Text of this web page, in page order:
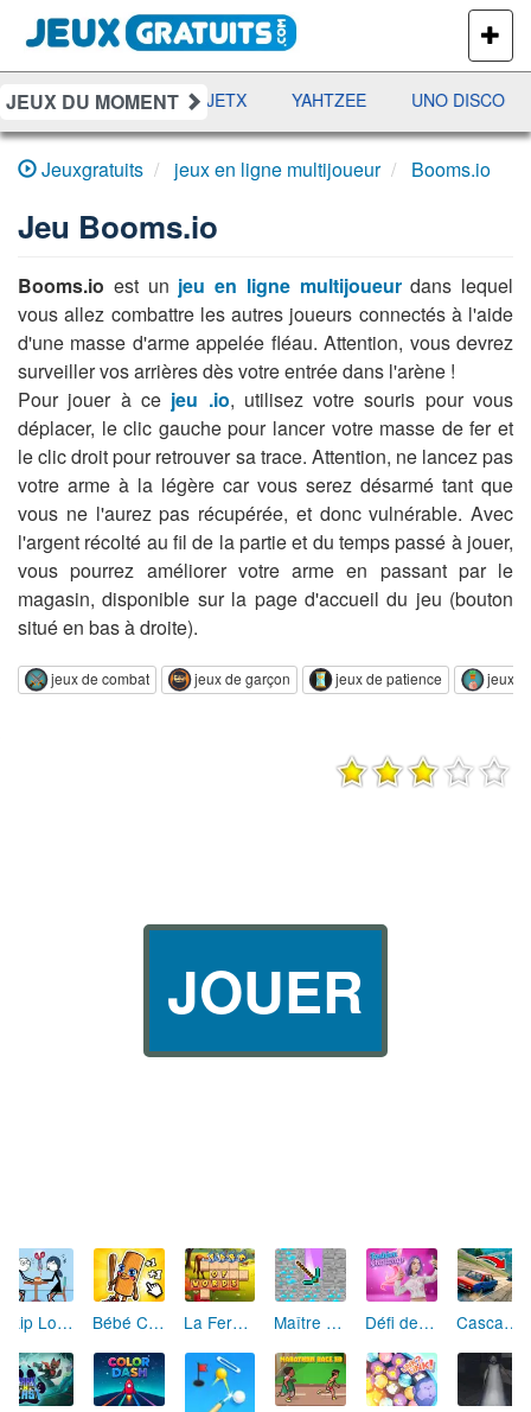
PLUS
DE
JEUX
JEUX DU MOMENT
DAMES RAMI JETX YAHTZEE UNO DISCO
Jeuxgratuits jeux en ligne multijoueur Booms.io
Jeu Booms.io
Booms.io est un jeu en ligne multijoueurdans lequel
vous allez combattre les autres joueurs connectés à l'aide
d'une masse d'arme appelée fléau. Attention, vous devrez
surveiller vos arrières dès votre entrée dans l'arène !
Pour jouer à ce jeu .io, utilisez votre souris pour vous
déplacer, le clic gauche pour lancer votre masse de fer et
le clic droit pour retrouver sa trace. Attention, ne lancez pas
votre arme à la légère car vous serez désarmé tant que
vous ne l'aurez pas récupérée, et donc vulnérable. Avec
l'argent récolté au fil de la partie et du temps passé à jouer,
vous pourrez améliorer votre arme en passant par le
magasin, disponible sur la page d'accueil du jeu (bouton
situé en bas à droite).
jeux de combat jeux de garçon jeux de patience jeux
JOUER
Skip Love: L'Amour en Péril Bébé Clic Italien: La Folie des Petits Bambins La Ferme des Mots - Cultivez votre Vocabulaire Maître de la Destruction: Fusion de Pioches Défi de Mode: Star du Podium Cascades Folles 3D